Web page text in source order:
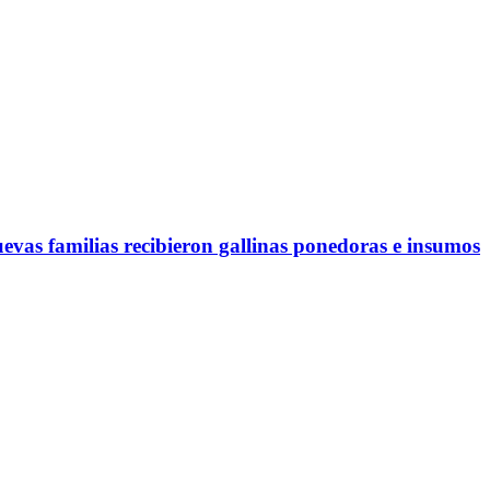
familias recibieron gallinas ponedoras e insumos